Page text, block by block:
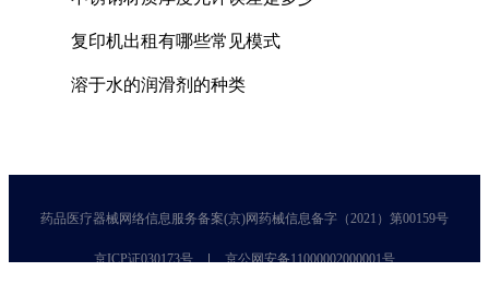
复印机出租有哪些常见模式
溶于水的润滑剂的种类
药品医疗器械网络信息服务备案(京)网药械信息备字（2021）第00159号
京ICP证030173号 京公网安备11000002000001号